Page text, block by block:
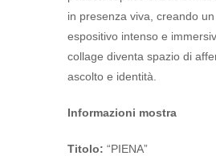
in presenza viva, creando
espositivo intenso e
collage diventa spazio di
ascolto e identità.
Informazioni mostra
Titolo: “PIENA”